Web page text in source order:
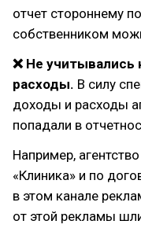
отчет стороннему
собственником
❌ Не
расходы. В силу
доходы и расходы
попадали в
Например,
«Клиника» и по
в этом канале
от этой рекламы